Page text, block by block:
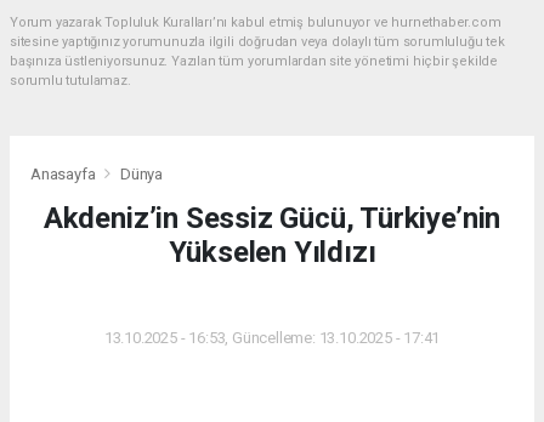
Yorum yazarak Topluluk Kuralları’nı kabul etmiş bulunuyor ve hurnethaber.com
sitesine yaptığınız yorumunuzla ilgili doğrudan veya dolaylı tüm sorumluluğu tek
başınıza üstleniyorsunuz. Yazılan tüm yorumlardan site yönetimi hiçbir şekilde
sorumlu tutulamaz.
Anasayfa Dünya
Akdeniz’in Sessiz Gücü, Türkiye’nin
Yükselen Yıldızı
13.10.2025 - 16:53, Güncelleme: 13.10.2025 - 17:41